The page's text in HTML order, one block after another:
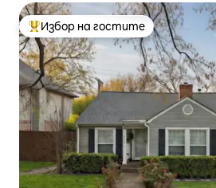
Най-популярен избор на гостите
Избор на гостите